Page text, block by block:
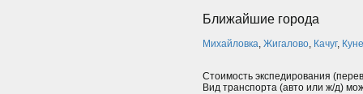
Ближайшие города
Михайловка, Жигалово, Качуг,
Стоимость экспедирования
Вид транспорта (авто или ж/д)